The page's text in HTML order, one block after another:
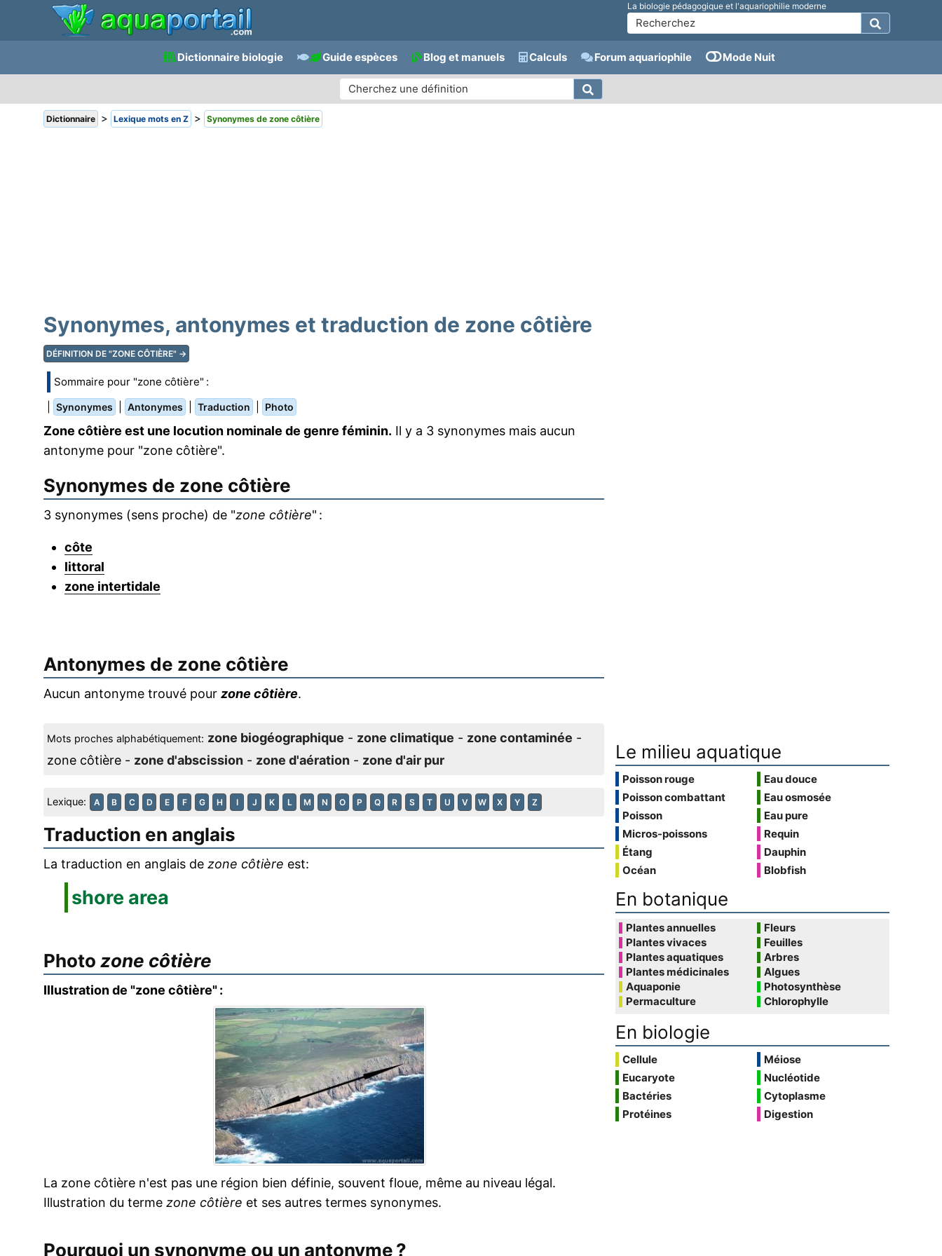
La biologie pédagogique et l'aquariophilie moderne
Dictionnaire biologie Guide espèces Blog et manuels Calculs Forum aquariophile Mode Nuit
Dictionnaire > Lexique mots en Z > Synonymes de zone côtière
Synonymes, antonymes et traduction de zone côtière
DÉFINITION DE "ZONE CÔTIÈRE" →
Sommaire pour "zone côtière" :
Synonymes Antonymes Traduction Photo
Zone côtière est une locution nominale de genre féminin. Il y a 3 synonymes mais aucun
antonyme pour "zone côtière".
Synonymes de zone côtière
3 synonymes (sens proche) de "zone côtière" :
côte
littoral
zone intertidale
Antonymes de zone côtière
Aucun antonyme trouvé pour zone côtière.
Mots proches alphabétiquement: zone biogéographique - zone climatique - zone contaminée -
zone côtière - zone d'abscission - zone d'aération - zone d'air pur
Lexique: A B C D E F G H I J K L M N O P Q R S T U V W X Y Z
Traduction en anglais
La traduction en anglais de zone côtière est:
shore area
Photo zone côtière
Illustration de "zone côtière" :
La zone côtière n'est pas une région bien définie, souvent floue, même au niveau légal.
Illustration du terme zone côtière et ses autres termes synonymes.
Pourquoi un synonyme ou un antonyme ?
Le milieu aquatique
Poisson rouge
Poisson combattant
Poisson
Micros-poissons
Étang
Océan
Eau douce
Eau osmosée
Eau pure
Requin
Dauphin
Blobfish
En botanique
Plantes annuelles
Plantes vivaces
Plantes aquatiques
Plantes médicinales
Aquaponie
Permaculture
Fleurs
Feuilles
Arbres
Algues
Photosynthèse
Chlorophylle
En biologie
Cellule
Eucaryote
Bactéries
Protéines
Méiose
Nucléotide
Cytoplasme
Digestion